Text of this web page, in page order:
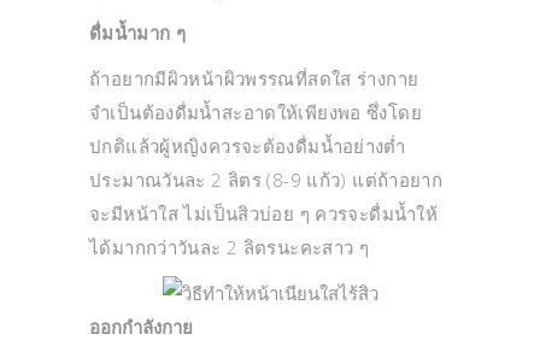
ดื่มน้ำมาก ๆ
ถ้าอยากมีผิวหน้าผิวพรรณที่สดใส ร่างกาย
จำเป็นต้องดื่มน้ำสะอาดให้เพียงพอ ซึ่งโดย
ปกติแล้วผู้หญิงควรจะต้องดื่มน้ำอย่างต่ำ
ประมาณวันละ 2 ลิตร (8-9 แก้ว) แต่ถ้าอยาก
จะมีหน้าใส ไม่เป็นสิวบ่อย ๆ ควรจะดื่มน้ำให้
ได้มากกว่าวันละ 2 ลิตรนะคะสาว ๆ
ออกกำลังกาย